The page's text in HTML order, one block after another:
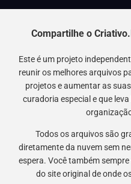
Compartilhe o
Este é um projeto
reunir os melhores arquivos
projetos e aumentar as
curadoria especial e que
Todos os arquivos são
diretamente da nuvem sem
espera. Você também
do site original de onde